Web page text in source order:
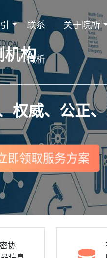
联系
微析
关于院所
构
威、公正、
即领取服务方案
协